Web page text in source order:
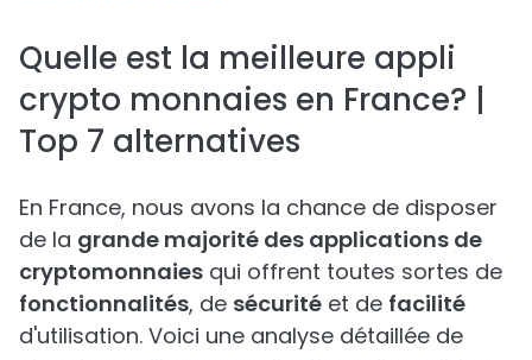
Quelle est la meilleure appli
crypto monnaies en France? |
Top 7 alternatives
En France, nous avons la chance de disposer
de la grande majorité des applications de
cryptomonnaies qui offrent toutes sortes de
fonctionnalités, de sécurité et de facilité
d'utilisation. Voici une analyse détaillée de